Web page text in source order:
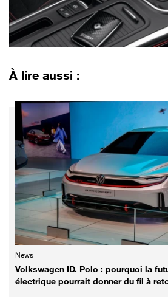
À lire aussi :
News
Volkswagen ID. Polo : pourquoi la
électrique pourrait donner du fil à